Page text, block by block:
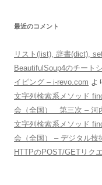
最近のコメント
リスト(list), 辞書(dict),
BeautifulSoup4のチート
イピング – i-revo.com よ
文字列検索系メソッド
会（全国） 第三次 – 河
文字列検索系メソッド
会（全国） – デジタル技
HTTPのPOST/GETリク